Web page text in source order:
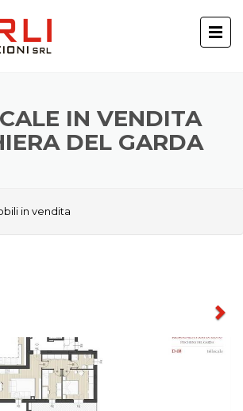
IN VENDITA
DEL GARDA
in vendita